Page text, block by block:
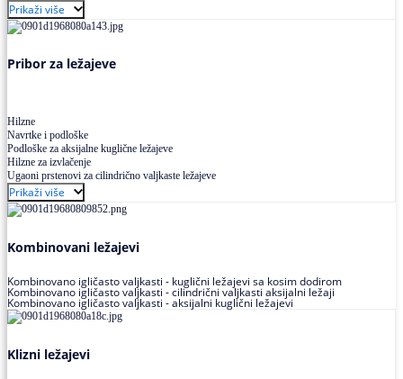
Prikaži više
Pribor za ležajeve
Hilzne
Navrtke i podloške
Podloške za aksijalne kuglične ležajeve
Hilzne za izvlačenje
Ugaoni prstenovi za cilindrično valjkaste ležajeve
Prikaži više
Kombinovani ležajevi
Kombinovano igličasto valjkasti - kuglični ležajevi sa kosim dodirom
Kombinovano igličasto valjkasti - cilindrični valjkasti aksijalni ležaji
Kombinovano igličasto valjkasti - aksijalni kuglični ležajevi
Klizni ležajevi